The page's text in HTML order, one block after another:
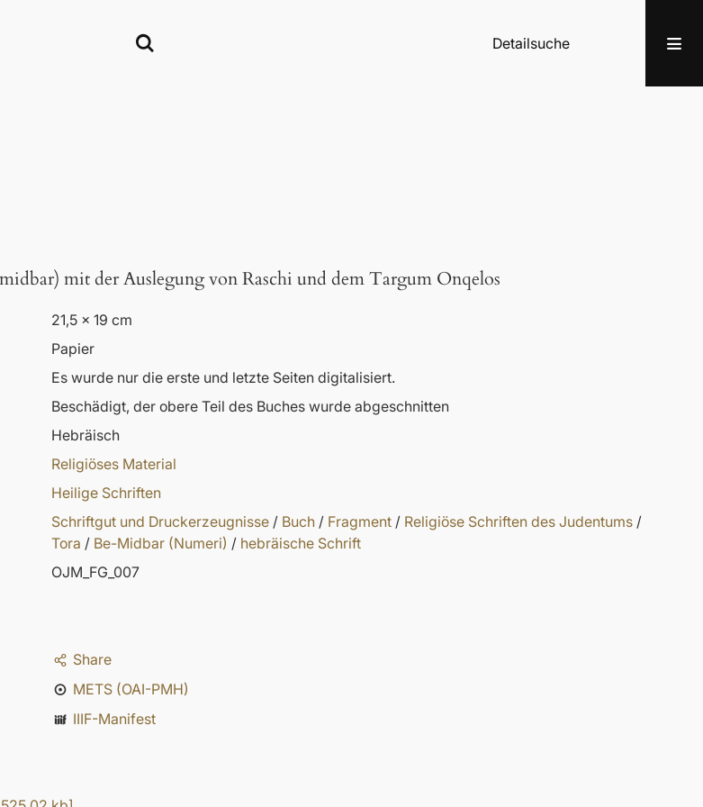
Detailsuche
mit der Auslegung von Raschi und dem Targum Onqelos
21,5 x 19 cm
Papier
Es wurde nur die erste und letzte Seiten digitalisiert.
Beschädigt, der obere Teil des Buches wurde abgeschnitten
Hebräisch
Religiöses Material
Heilige Schriften
Schriftgut und Druckerzeugnisse / Buch / Fragment / Religiöse Schriften des Judentums /
Tora / Be-Midbar (Numeri) / hebräische Schrift
OJM_FG_007
Share
METS (OAI-PMH)
IIIF-Manifest